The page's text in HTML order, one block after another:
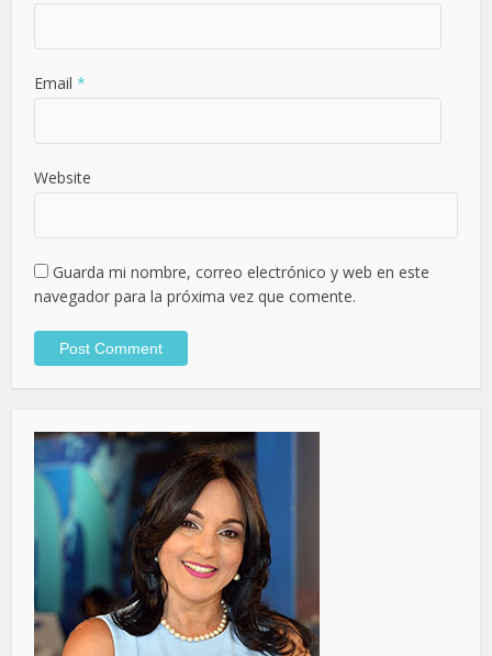
Email *
Website
Guarda mi nombre, correo electrónico y web en este
navegador para la próxima vez que comente.